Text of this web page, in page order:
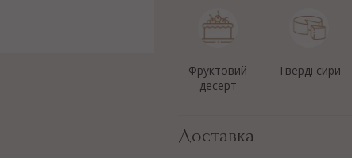
Фруктовий
десерт
Тверді сири
Доставка